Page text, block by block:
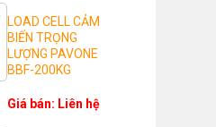
LOAD CELL CẢM
BIẾN TRỌNG
LƯỢNG PAVONE
BBF-200KG
Giá bán: Liên hệ